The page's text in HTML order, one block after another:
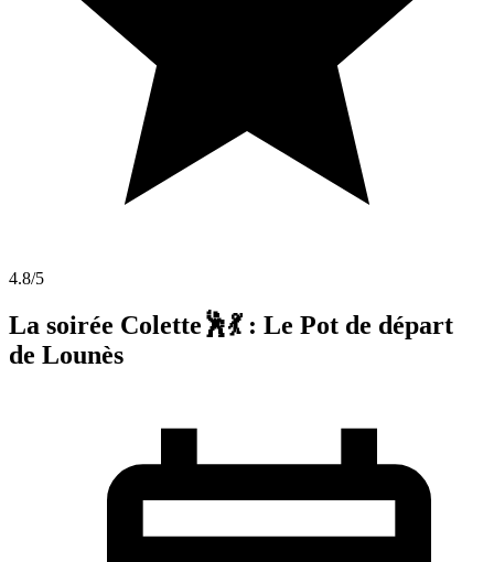
4.8/5
La soirée Colette🕺💃 : Le Pot de départ
de Lounès